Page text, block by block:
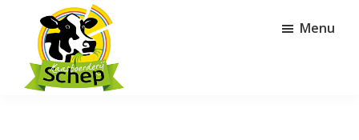
hoofd
inhoud
voettekst
Kaasboerderij
Menu